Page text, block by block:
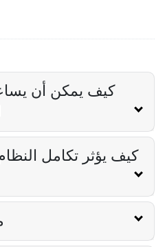
Oct 19, 2023
كيف يمكن أن
كيف يؤثر تكامل